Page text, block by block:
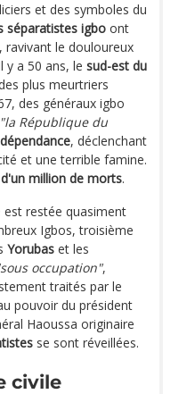
et des symboles du
séparatistes igbo ont
le douloureux
y a 50 ans, le sud-est du
plus meurtriers
des généraux igbo
"la République du
, déclenchant
et une terrible famine.
million de morts.
restée quasiment
Igbos, troisième
Yorubas et les
occupation",
traités par le
pouvoir du président
Haoussa originaire
se sont réveillées.
civile